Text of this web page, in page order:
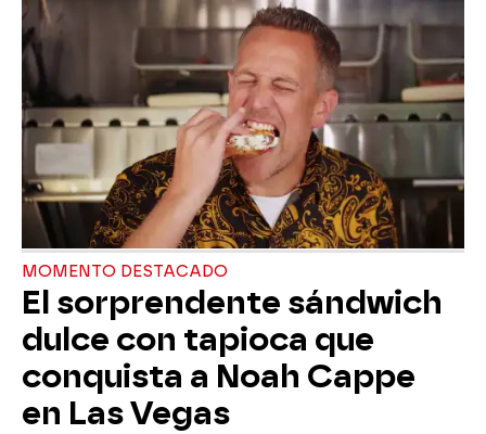
MOMENTO DESTACADO
El sorprendente sándwich
dulce con tapioca que
conquista a Noah Cappe
en Las Vegas